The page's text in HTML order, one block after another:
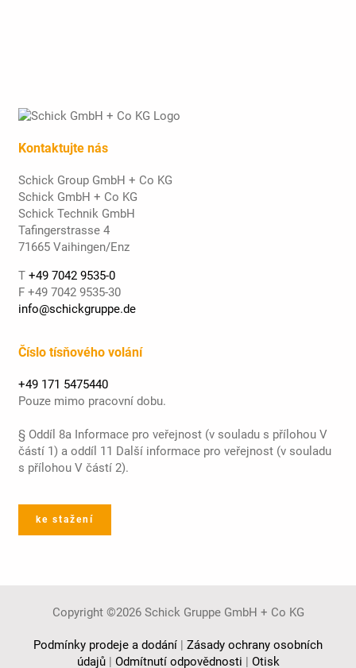
Kontaktujte nás
Schick Group GmbH + Co KG
Schick GmbH + Co KG
Schick Technik GmbH
Tafingerstrasse 4
71665 Vaihingen/Enz
T+49 7042 9535-0
F +49 7042 9535-30
info@schickgruppe.de
Číslo tísňového volání
+49 171 5475440
Pouze mimo pracovní dobu.
§ Oddíl 8a Informace pro veřejnost (v souladu s přílohou V
částí 1) a oddíl 11 Další informace pro veřejnost (v souladu
s přílohou V částí 2).
ke stažení
Copyright ©2026 Schick Gruppe GmbH + Co KG
Podmínky prodeje a dodání | Zásady ochrany osobních
údajů| Odmítnutí odpovědnosti | Otisk